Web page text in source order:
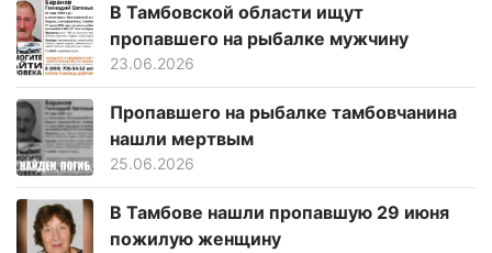
В Тамбовской области ищут
пропавшего на рыбалке мужчину
23.06.2026
Пропавшего на рыбалке тамбовчанина
нашли мертвым
25.06.2026
В Тамбове нашли пропавшую 29 июня
пожилую женщину